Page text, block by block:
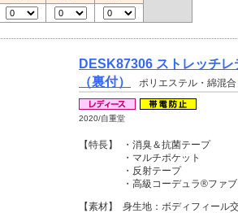
DESK87306 ストレッチレ
（裏付）
ポリエステル・綿混合
2020/自重堂
【特長】
・消臭＆抗菌テープ
・マルチポケット
・反射テープ
・高級コーデュラ®ファ
【素材】
身生地：ボディフィール